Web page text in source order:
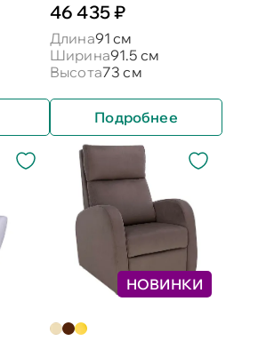
46 435 ₽
Длина91 см
Ширина91.5 см
Высота73 см
Подробнее
НОВИНКИ